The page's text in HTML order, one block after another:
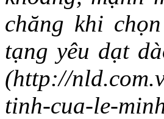
chăng khi
tạng yêu dạt
(http://
tinh-cua-le-